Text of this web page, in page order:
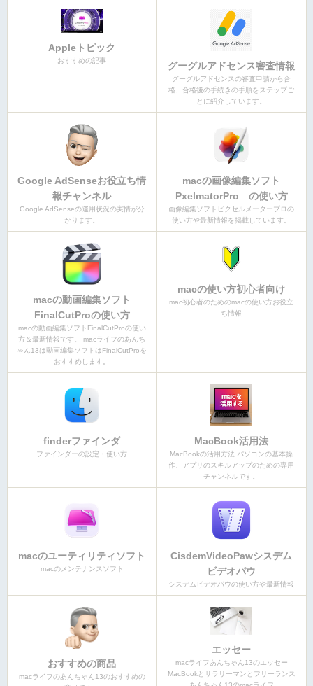
Appleトピック
おすすめの記事 グーグルアドセンス審査情報
グーグルアドセンスの審査申請から合
格、合格後の手続きの手順をステップご
とに紹介しています。
Google AdSenseお役立ち情
報チャンネル
Google AdSenseの運用状況の実情が分
かります。
macの画像編集ソフト
PxelmatorPro の使い方
画像編集ソフトピクセルメータープロの
使い方や最新情報を掲載しています。
macの動画編集ソフト
FinalCutProの使い方
macの動画編集ソフトFinalCutProの使い
方＆最新情報です。 macライフのあんち
ゃん13は動画編集ソフトはFinalCutProを
おすすめします。
macの使い方初心者向け
mac初心者のためのmacの使い方お役立
ち情報
finderファインダ
ファインダーの設定・使い方
MacBook活用法
MacBookの活用方法 パソコンの基本操
作、アプリのスキルアップのための専用
チャンネルです。
macのユーティリティソフト
macのメンテナンスソフト
CisdemVideoPawシスデム
ビデオパウ
シスデムビデオパウの使い方や最新情報
おすすめの商品
macライフのあんちゃん13のおすすめの
エッセー
macライフあんちゃん13のエッセー
MacBookとサラリーマンとフリーランス